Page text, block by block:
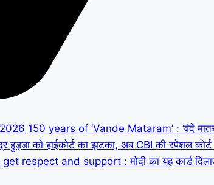
150 years of ‘Vande Mataram’ : ‘वंदे
को हाईकोर्ट का झटका, अब CBI की स्पेशल कोर्ट
respect and support : मोदी का यह कार्ड